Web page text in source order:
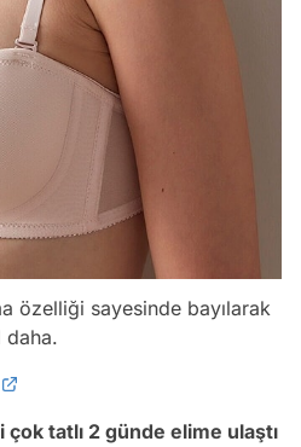
özelliği sayesinde bayılarak
daha.
çok tatlı 2 günde elime ulaştı